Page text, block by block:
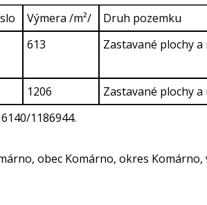
Výmera /m²/ Druh pozemku
613 Zastavané plochy a
1206 Zastavané plochy a
1186944.
obec Komárno, okres Komárno,